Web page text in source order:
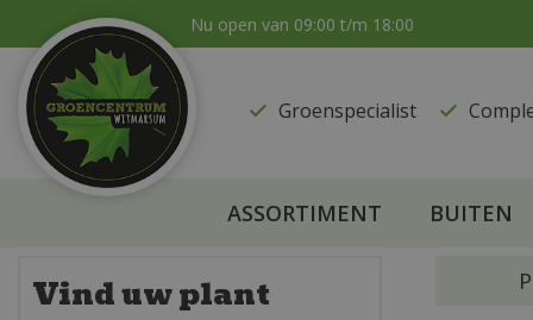
naar
content
Nu open van 09:00 t/m 18:00
Groenspecialist
ASSORTIMENT BUITEN
Vind uw plant